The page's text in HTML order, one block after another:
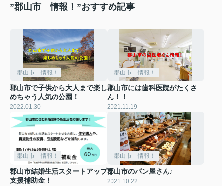
”郡山市 情報！”おすすめ記事
郡山市 情報！
郡山市で子供から大人まで楽し
めちゃう人気の公園！
2022.01.30
郡山市 情報！
郡山市には歯科医院がたくさ
ん！！
2021.11.19
郡山市 情報！
郡山市結婚生活スタートアップ
支援補助金！
郡山市 情報！
郡山市のパン屋さん♪
2021.10.22